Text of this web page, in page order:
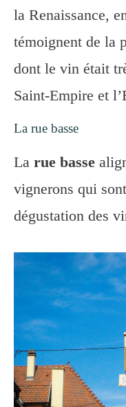
la Renaissance,
témoignent de la
dont le vin était
Saint-Empire et
La rue basse
La rue basse
vignerons qui
dégustation des